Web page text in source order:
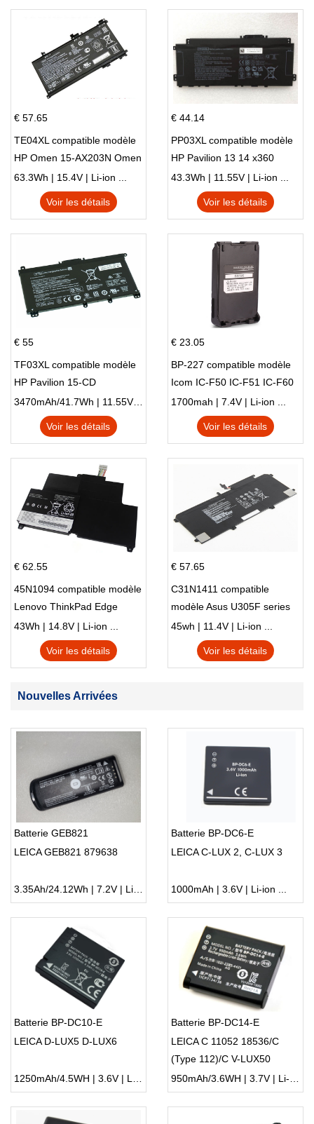
€ 57.65
TE04XL compatible modèle
HP Omen 15-AX203N Omen
15 Series Pavilion 15 Series
63.3Wh | 15.4V | Li-ion ...
Voir les détails
€ 44.14
PP03XL compatible modèle
HP Pavilion 13 14 x360
L83388-AC1 L83388-421
HSTNN-LB8S M01118-421
M01144-005 13-BB 14-DV
43.3Wh | 11.55V | Li-ion ...
Voir les détails
€ 55
TF03XL compatible modèle
HP Pavilion 15-CD
3470mAh/41.7Wh | 11.55V | Li-ion ...
Voir les détails
€ 23.05
BP-227 compatible modèle
Icom IC-F50 IC-F51 IC-F60
IC-F61 IC-M87
1700mah | 7.4V | Li-ion ...
Voir les détails
€ 62.55
45N1094 compatible modèle
Lenovo ThinkPad Edge
S230u Twist
43Wh | 14.8V | Li-ion ...
Voir les détails
€ 57.65
C31N1411 compatible
modèle Asus U305F series
45wh | 11.4V | Li-ion ...
Voir les détails
Nouvelles Arrivées
Batterie GEB821
LEICA GEB821 879638
3.35Ah/24.12Wh | 7.2V | Li-ion ...
Batterie BP-DC6-E
LEICA C-LUX 2, C-LUX 3
1000mAh | 3.6V | Li-ion ...
Batterie BP-DC10-E
LEICA D-LUX5 D-LUX6
1250mAh/4.5WH | 3.6V | Li-ion ...
Batterie BP-DC14-E
LEICA C 11052 18536/C
(Type 112)/C V-LUX50
950mAh/3.6WH | 3.7V | Li-ion ...